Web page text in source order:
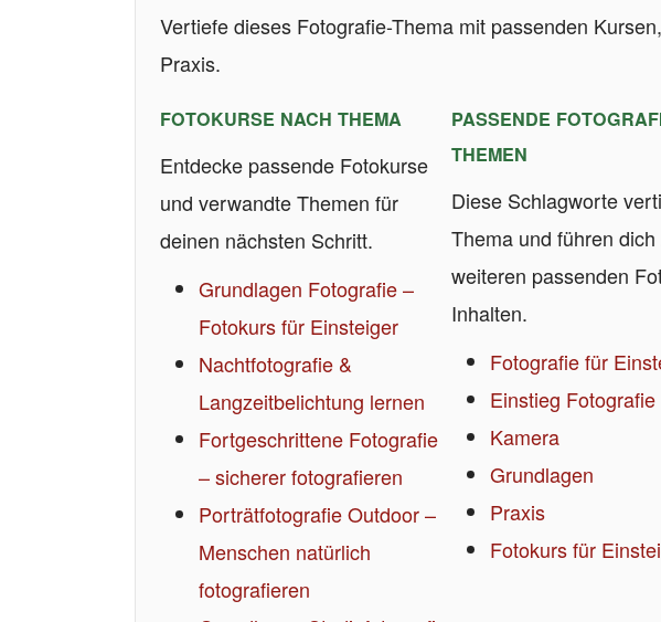
Vertiefe dieses Fotografie-Thema mit passenden
Praxis.
FOTOKURSE NACH THEMA
Entdecke passende Fotokurse
und verwandte Themen für
deinen nächsten Schritt.
Grundlagen Fotografie –
Fotokurs für Einsteiger
Nachtfotografie &
Langzeitbelichtung lernen
Fortgeschrittene Fotografie
– sicherer fotografieren
Porträtfotografie Outdoor –
Menschen natürlich
fotografieren
PASSENDE
THEMEN
Diese Schlagworte
Thema und führen dich
weiteren passenden
Inhalten.
Fotografie für
Einstieg Fotografie
Kamera
Grundlagen
Praxis
Fotokurs für